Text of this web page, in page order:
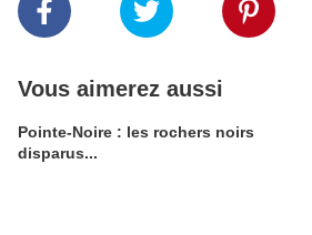
Vous aimerez aussi
Pointe-Noire : les rochers noirs
disparus...